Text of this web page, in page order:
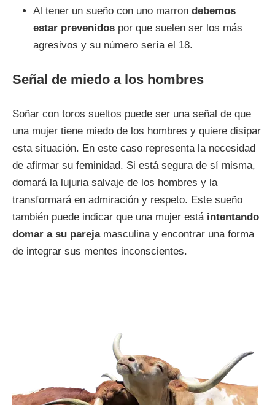
Al tener un sueño con uno marron debemos
estar prevenidos por que suelen ser los más
agresivos y su número sería el 18.
Señal de miedo a los hombres
Soñar con toros sueltos puede ser una señal de que
una mujer tiene miedo de los hombres y quiere disipar
esta situación. En este caso representa la necesidad
de afirmar su feminidad. Si está segura de sí misma,
domará la lujuria salvaje de los hombres y la
transformará en admiración y respeto. Este sueño
también puede indicar que una mujer está intentando
domar a su parejamasculina y encontrar una forma
de integrar sus mentes inconscientes.